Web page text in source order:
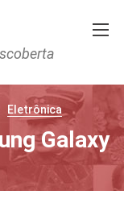
Eletrônica
Galaxy